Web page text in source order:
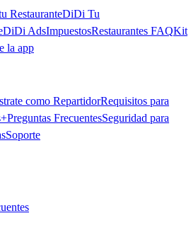
RestauranteDiDi Tu
DiDi AdsImpuestosRestaurantes FAQKit
la app
como RepartidorRequisitos para
Preguntas FrecuentesSeguridad para
Soporte